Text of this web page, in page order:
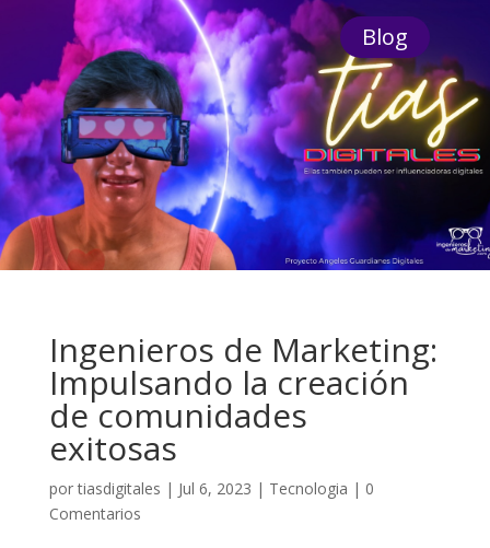
Blog
Ingenieros de Marketing:
Impulsando la creación
de comunidades
exitosas
portiasdigitales | Jul 6, 2023 | Tecnologia | 0
Comentarios